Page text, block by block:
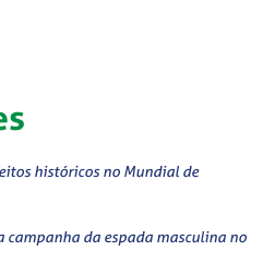
históricos no Mundial de
campanha da espada masculina no